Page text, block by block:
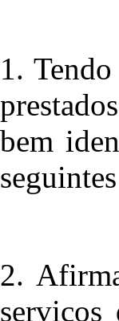
1.
bem
2.
serviços